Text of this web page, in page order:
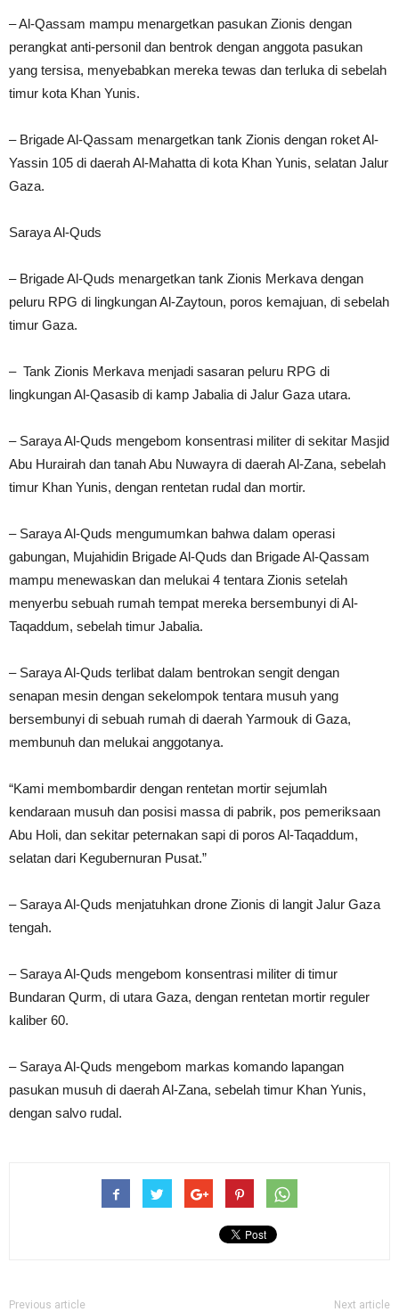
– Al-Qassam mampu menargetkan pasukan Zionis dengan
perangkat anti-personil dan bentrok dengan anggota pasukan
yang tersisa, menyebabkan mereka tewas dan terluka di sebelah
timur kota Khan Yunis.
– Brigade Al-Qassam menargetkan tank Zionis dengan roket Al-
Yassin 105 di daerah Al-Mahatta di kota Khan Yunis, selatan Jalur
Gaza.
Saraya Al-Quds
– Brigade Al-Quds menargetkan tank Zionis Merkava dengan
peluru RPG di lingkungan Al-Zaytoun, poros kemajuan, di sebelah
timur Gaza.
– Tank Zionis Merkava menjadi sasaran peluru RPG di
lingkungan Al-Qasasib di kamp Jabalia di Jalur Gaza utara.
– Saraya Al-Quds mengebom konsentrasi militer di sekitar Masjid
Abu Hurairah dan tanah Abu Nuwayra di daerah Al-Zana, sebelah
timur Khan Yunis, dengan rentetan rudal dan mortir.
– Saraya Al-Quds mengumumkan bahwa dalam operasi
gabungan, Mujahidin Brigade Al-Quds dan Brigade Al-Qassam
mampu menewaskan dan melukai 4 tentara Zionis setelah
menyerbu sebuah rumah tempat mereka bersembunyi di Al-
Taqaddum, sebelah timur Jabalia.
– Saraya Al-Quds terlibat dalam bentrokan sengit dengan
senapan mesin dengan sekelompok tentara musuh yang
bersembunyi di sebuah rumah di daerah Yarmouk di Gaza,
membunuh dan melukai anggotanya.
“Kami membombardir dengan rentetan mortir sejumlah
kendaraan musuh dan posisi massa di pabrik, pos pemeriksaan
Abu Holi, dan sekitar peternakan sapi di poros Al-Taqaddum,
selatan dari Kegubernuran Pusat.”
– Saraya Al-Quds menjatuhkan drone Zionis di langit Jalur Gaza
tengah.
– Saraya Al-Quds mengebom konsentrasi militer di timur
Bundaran Qurm, di utara Gaza, dengan rentetan mortir reguler
kaliber 60.
– Saraya Al-Quds mengebom markas komando lapangan
pasukan musuh di daerah Al-Zana, sebelah timur Khan Yunis,
dengan salvo rudal.
Previous article Next article